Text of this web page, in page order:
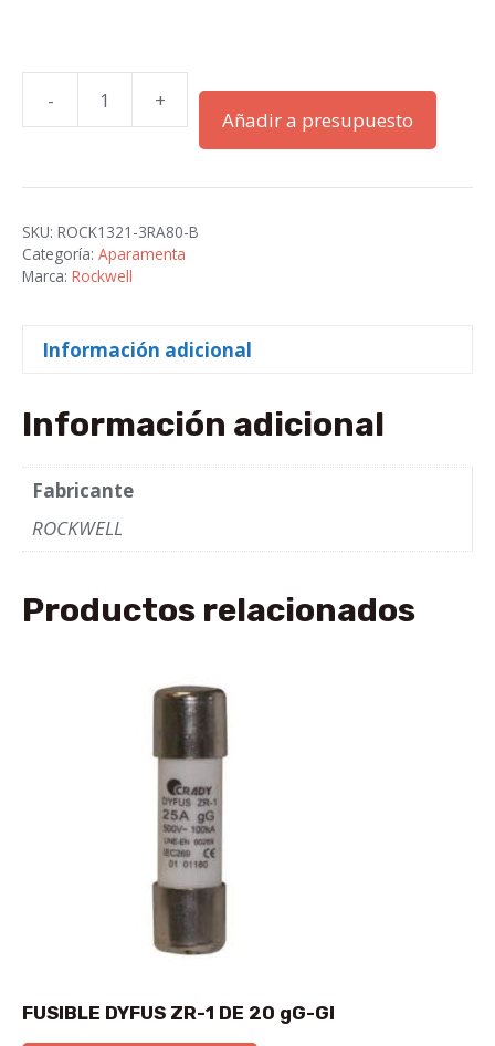
-
Reactor
de
de
carga
cantidad
+
Añadir a presupuesto
SKU: ROCK1321-3RA80-B
Categoría: Aparamenta
Marca: Rockwell
Información adicional
Información adicional
Fabricante
ROCKWELL
Productos relacionados
FUSIBLE DYFUS ZR-1 DE 20 gG-GI